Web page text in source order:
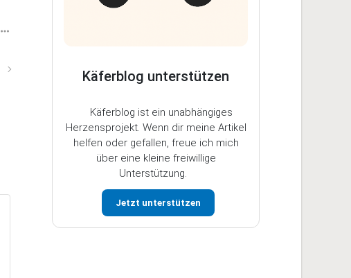
Käferblog unterstützen
Käferblog ist ein unabhängiges
Herzensprojekt. Wenn dir meine Artikel
helfen oder gefallen, freue ich mich
über eine kleine freiwillige
Unterstützung.
Jetzt unterstützen